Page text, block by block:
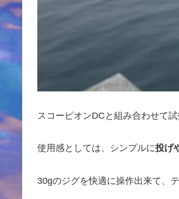
スコーピオンDCと組み合わせて
使用感としては、シンプルに投げ
30gのジグを快適に操作出来て、